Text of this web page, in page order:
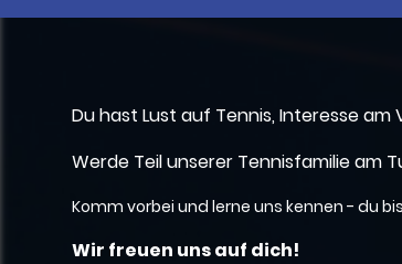
Du hast Lust auf Tennis, Interesse
Werde Teil unserer Tennisfamilie am
Komm vorbei und lerne uns kennen - du
Wir freuen uns auf dich!